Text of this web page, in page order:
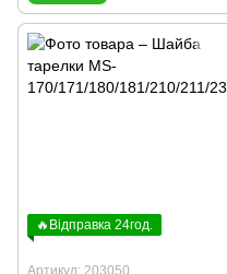
🔥Відправка 24год.
Артикул: 203050